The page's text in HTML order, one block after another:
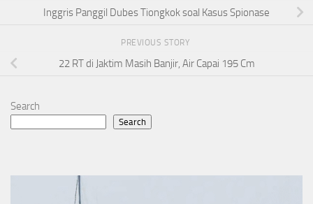
Inggris Panggil Dubes Tiongkok soal Kasus Spionase
PREVIOUS STORY
22 RT di Jaktim Masih Banjir, Air Capai 195 Cm
Search
Search